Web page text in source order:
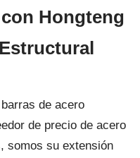
Hongteng
de acero
de precio de acero
somos su extensión